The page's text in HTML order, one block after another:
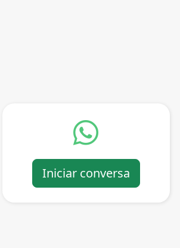
Iniciar conversa